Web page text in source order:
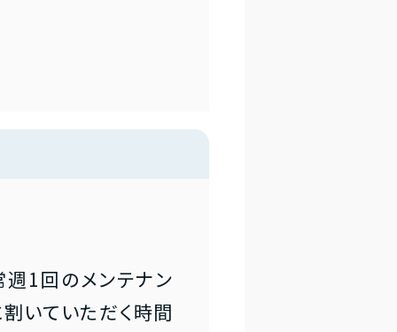
1回のメンテナン
いていただく時間